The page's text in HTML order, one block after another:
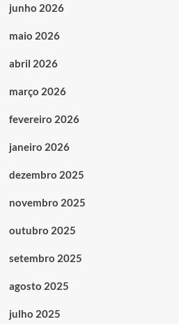
junho 2026
maio 2026
abril 2026
março 2026
fevereiro 2026
janeiro 2026
dezembro 2025
novembro 2025
outubro 2025
setembro 2025
agosto 2025
julho 2025